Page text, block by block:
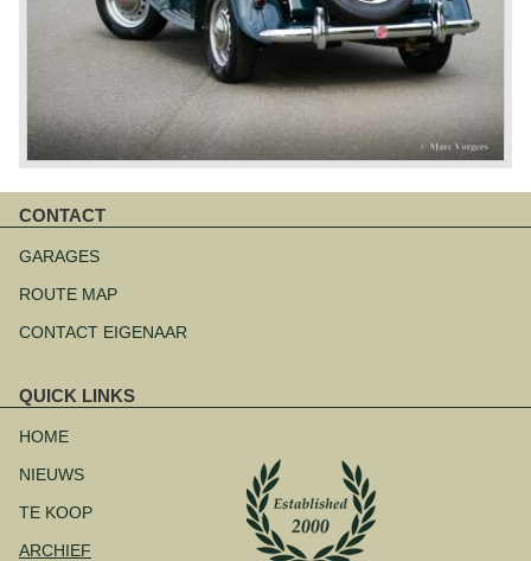
CONTACT
overslaan
GARAGES
ROUTE MAP
CONTACT EIGENAAR
QUICK LINKS
overslaan
HOME
NIEUWS
TE KOOP
ARCHIEF